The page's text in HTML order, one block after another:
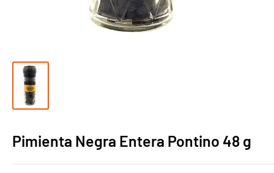
Pimienta Negra Entera Pontino 48 g